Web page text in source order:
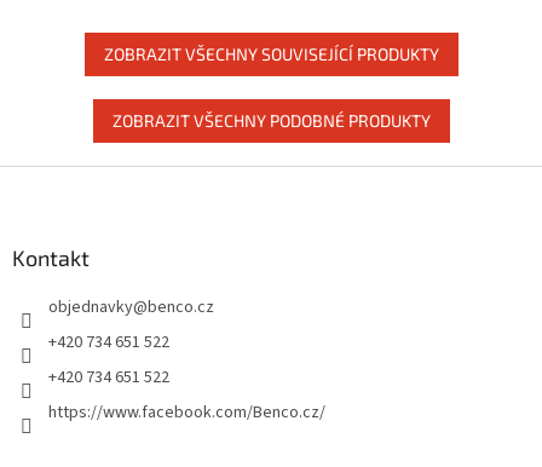
ZOBRAZIT VŠECHNY SOUVISEJÍCÍ PRODUKTY
ZOBRAZIT VŠECHNY PODOBNÉ PRODUKTY
Kontakt
objednavky@benco.cz
+420 734 651 522
+420 734 651 522
https://www.facebook.com/Benco.cz/